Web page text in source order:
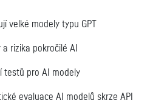
velké modely typu GPT
rizika pokročilé AI
testů pro AI modely
evaluace AI modelů skrze API